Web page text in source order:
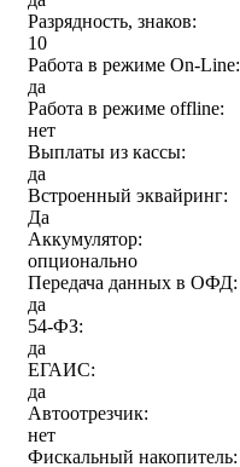
Разрядность, знаков:
10
Работа в режиме On-Line:
да
Работа в режиме offline:
нет
Выплаты из кассы:
да
Встроенный эквайринг:
Да
Аккумулятор:
опционально
Передача данных в ОФД:
да
54-ФЗ:
да
ЕГАИС:
да
Автоотрезчик:
нет
Фискальный накопитель: